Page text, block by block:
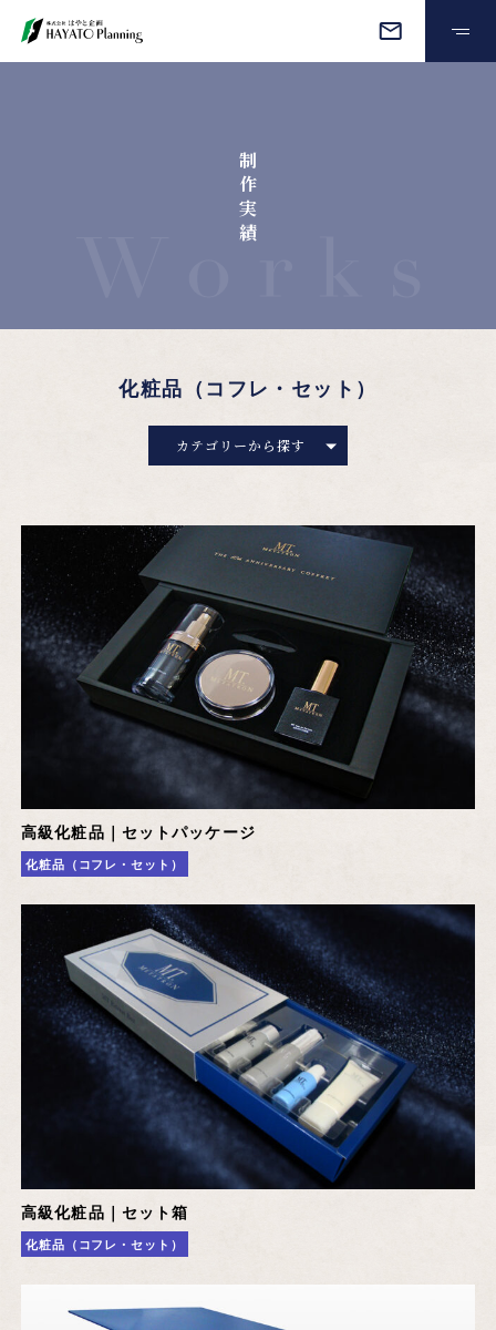
制
作
実
績
化粧品（コフレ・セット）
カテゴリーから探す
高級化粧品｜セットパッケージ
化粧品（コフレ・セット）
高級化粧品｜セット箱
化粧品（コフレ・セット）
制作実績
会社情報
お見積もり・ご相談
プライバシーポリシー